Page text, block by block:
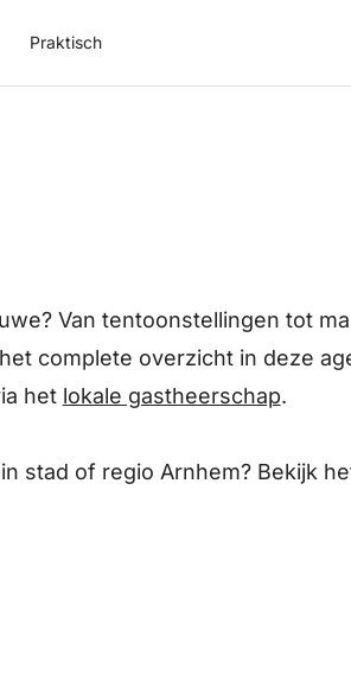
Praktisch
Van tentoonstellingen tot
complete overzicht in deze
het lokale gastheerschap.
stad of regio Arnhem? Bekijk